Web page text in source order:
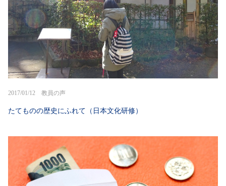
2017/01/12 教員の声
たてものの歴史にふれて（日本文化研修）